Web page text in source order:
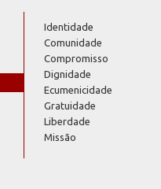
Identidade
Comunidade
Compromisso
Dignidade
Ecumenicidade
Gratuidade
Liberdade
Missão